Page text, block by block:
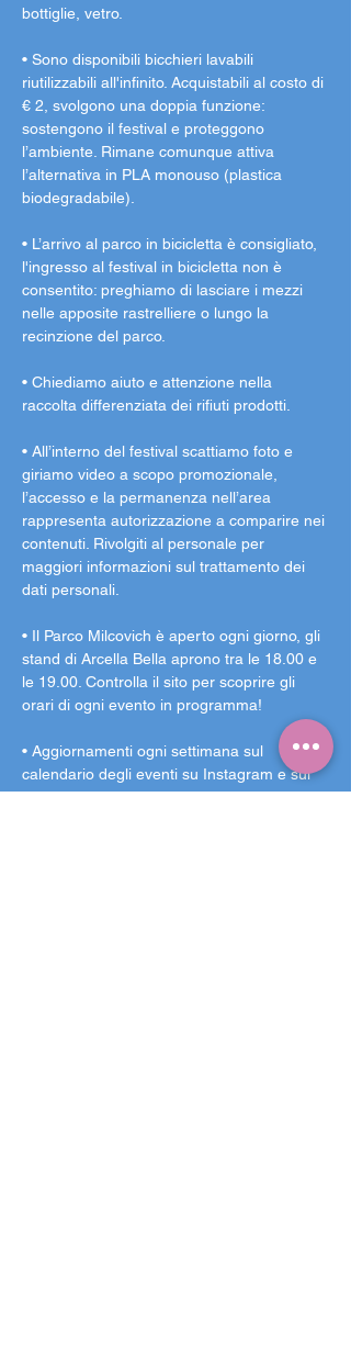
bottiglie, vetro.
• Sono disponibili bicchieri lavabili
riutilizzabili all'infinito. Acquistabili al costo di
€ 2, svolgono una doppia funzione:
sostengono il festival e proteggono
l’ambiente. Rimane comunque attiva
l’alternativa in PLA monouso (plastica
biodegradabile).
• L’arrivo al parco in bicicletta è consigliato,
l'ingresso al festival in bicicletta non è
consentito: preghiamo di lasciare i mezzi
nelle apposite rastrelliere o lungo la
recinzione del parco.
• Chiediamo aiuto e attenzione nella
raccolta differenziata dei rifiuti prodotti.
• All’interno del festival scattiamo foto e
giriamo video a scopo promozionale,
l’accesso e la permanenza nell’area
rappresenta autorizzazione a comparire nei
contenuti. Rivolgiti al personale per
maggiori informazioni sul trattamento dei
dati personali.
• Il Parco Milcovich è aperto ogni giorno, gli
stand di Arcella Bella aprono tra le 18.00 e
le 19.00. Controlla il sito per scoprire gli
orari di ogni evento in programma!
• Aggiornamenti ogni settimana sul
calendario degli eventi su Instagram e sul
broadcast Facebook.